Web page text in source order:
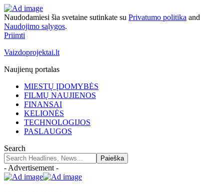
Naudodamiesi šia svetaine sutinkate su Privatumo politika and
Naudojimo sąlygos.
Priimti
Vaizdoprojektai.lt
Naujienų portalas
MIESTŲ ĮDOMYBĖS
FILMŲ NAUJIENOS
FINANSAI
KELIONĖS
TECHNOLOGIJOS
PASLAUGOS
Search
- Advertisement -